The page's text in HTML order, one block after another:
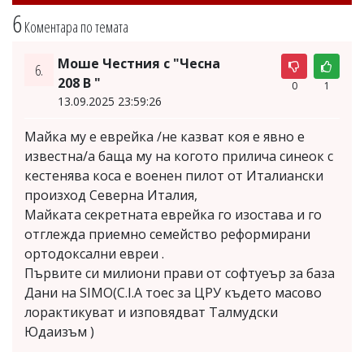
6Коментара по темата
6.
Моше Честния с "Чесна
208 В "
13.09.2025 23:59:26
0 1
Майка му е еврейка /не казват коя е явно е
известна/а баща му на когото прилича синеок с
кестенява коса е военен пилот от Италиански
произход Северна Италия,
Майката секретната еврейка го изостава и го
отглежда приемно семейство реформирани
ортодоксални евреи .
Първите си милиони прави от софтуеър за база
Дани на SIMO(C.I.A тоес за ЦРУ където масово
лорактикуват и изповядват Талмудски
Юдаизъм )